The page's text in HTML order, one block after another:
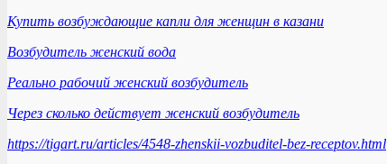
Купить возбуждающие капли для женщин в казани
Возбудитель женский вода
Реально рабочий женский возбудитель
Через сколько действует женский возбудитель
https://tigart.ru/articles/4548-zhenskii-vozbuditel-bez-receptov.html